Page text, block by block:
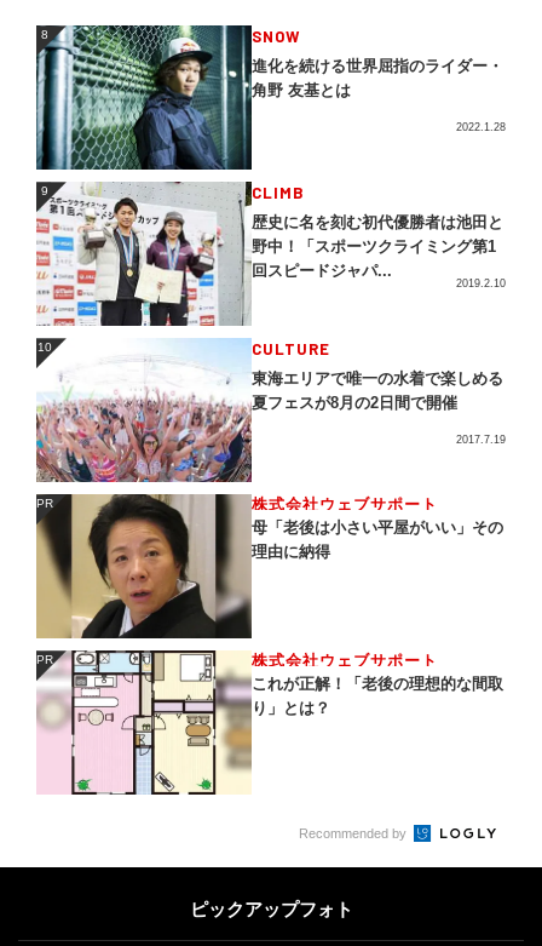
8 SNOW
進化を続ける世界屈指のライダー・
角野 友基とは
2022.1.28
9 CLIMB
歴史に名を刻む初代優勝者は池田と
野中！「スポーツクライミング第1
回スピードジャパ...
2019.2.10
10 CULTURE
東海エリアで唯一の水着で楽しめる
夏フェスが8月の2日間で開催
2017.7.19
PR 株式会社ウェブサポート
母「老後は小さい平屋がいい」その
理由に納得
PR 株式会社ウェブサポート
これが正解！「老後の理想的な間取
り」とは？
Recommended by
ピックアップフォト